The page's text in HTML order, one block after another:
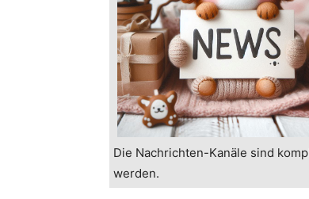
Die Nachrichten-Kanäle sind
werden.